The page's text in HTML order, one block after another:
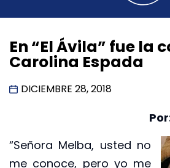
En “El Ávila” fue la
Carolina Espada
DICIEMBRE 28, 2018
“Señora Melba, usted no
me conoce, pero yo me